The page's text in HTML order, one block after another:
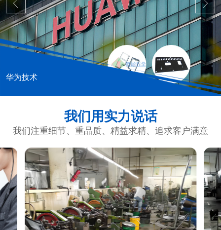
华为技术
我们用实力说话
我们注重细节、重品质、精益求精、追求客户满意